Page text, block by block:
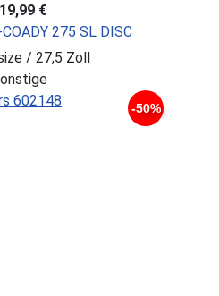
€
275 SL DISC
/ 27,5 Zoll
-50%